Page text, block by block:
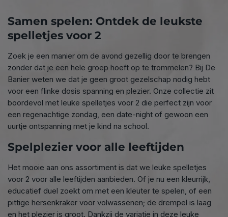
Samen spelen: Ontdek de leukste
spelletjes voor 2
Zoek je een manier om de avond gezellig door te brengen
zonder dat je een hele groep hoeft op te trommelen? Bij De
Banier weten we dat je geen groot gezelschap nodig hebt
voor een flinke dosis spanning en plezier. Onze collectie zit
boordevol met leuke spelletjes voor 2 die perfect zijn voor
een regenachtige zondag, een date-night of gewoon een
uurtje ontspanning met je kind na school.
Spelplezier voor alle leeftijden
Het mooie aan ons assortiment is dat we leuke spelletjes
voor 2 voor alle leeftijden aanbieden. Of je nu een kleurrijk,
educatief duel zoekt om met een kleuter te spelen, of een
pittige hersenkraker voor volwassenen; de drempel is laag
en het plezier is groot. Dankzij de variatie in deze leuke
connect